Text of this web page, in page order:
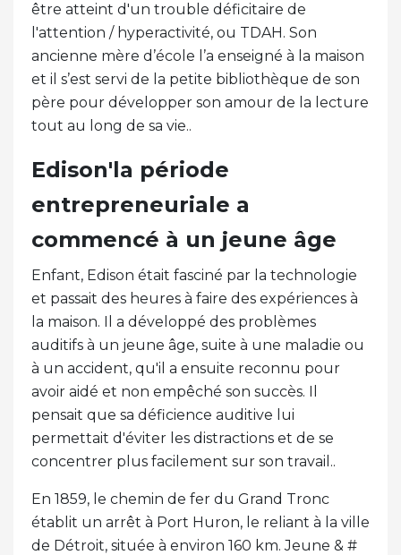
être atteint d'un trouble déficitaire de
l'attention / hyperactivité, ou TDAH. Son
ancienne mère d’école l’a enseigné à la maison
et il s’est servi de la petite bibliothèque de son
père pour développer son amour de la lecture
tout au long de sa vie..
Edison'la période
entrepreneuriale a
commencé à un jeune âge
Enfant, Edison était fasciné par la technologie
et passait des heures à faire des expériences à
la maison. Il a développé des problèmes
auditifs à un jeune âge, suite à une maladie ou
à un accident, qu'il a ensuite reconnu pour
avoir aidé et non empêché son succès. Il
pensait que sa déficience auditive lui
permettait d'éviter les distractions et de se
concentrer plus facilement sur son travail..
En 1859, le chemin de fer du Grand Tronc
établit un arrêt à Port Huron, le reliant à la ville
de Détroit, située à environ 160 km. Jeune & #